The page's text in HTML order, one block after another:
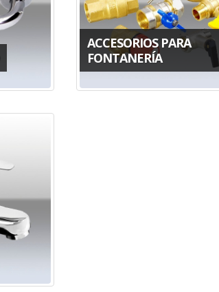
ACCESORIOS PARA
FONTANERÍA